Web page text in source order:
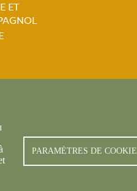
ET
FREDON 2019 -
PARAMÈTRES DE COOKIE